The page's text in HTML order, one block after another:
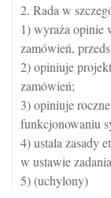
2. Rada w
1) wyraża opinie
zamówień,
2) opiniuje
zamówień;
3) opiniuje
funkcjonowaniu
4) ustala zasady
w ustawie
5) (uchylony)